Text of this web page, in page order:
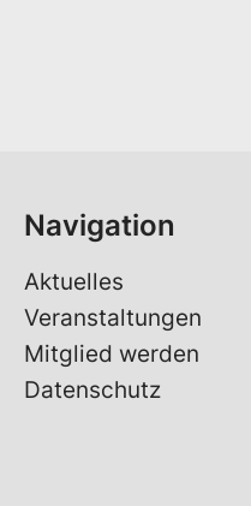
Navigation
Aktuelles
Veranstaltungen
Mitglied werden
Datenschutz